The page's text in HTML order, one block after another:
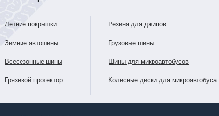
Летние покрышки
Зимние автошины
Всесезонные шины
Грязевой протектор
Резина для джипов
Грузовые шины
Шины для микроавтобусов
Колесные диски для микроавтобуса